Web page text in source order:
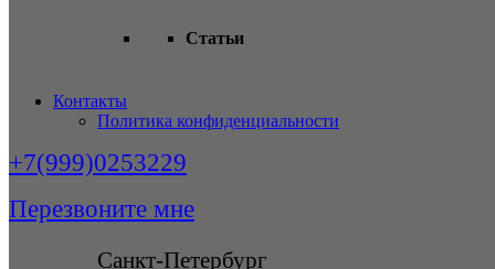
Статьи
Контакты
Политика конфиденциальности
+7(999)0253229
Перезвоните мне
Санкт-Петербург